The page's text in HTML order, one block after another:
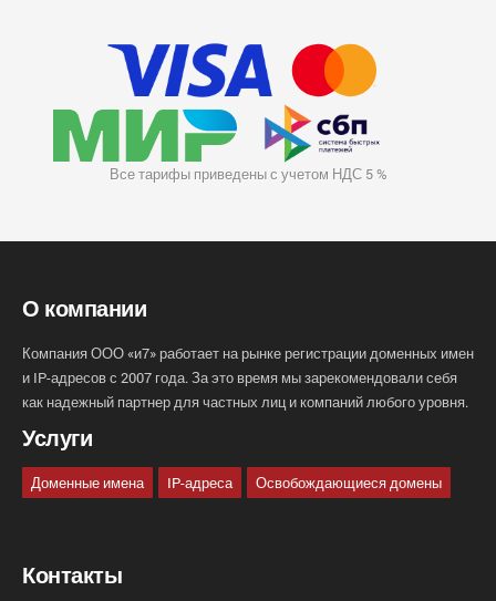
Все тарифы приведены с учетом НДС 5 %
О компании
Компания ООО «и7» работает на рынке регистрации доменных имен
и IP-адресов с 2007 года. За это время мы зарекомендовали себя
как надежный партнер для частных лиц и компаний любого уровня.
Услуги
Доменные имена IP-адреса Освобождающиеся домены
Контакты